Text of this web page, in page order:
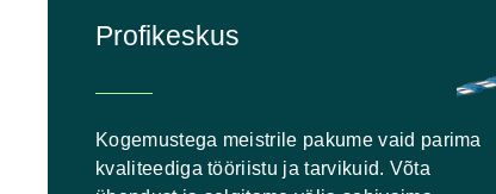
Profikeskus
Kogemustega meistrile pakume vaid parima
kvaliteediga tööriistu ja tarvikuid. Võta